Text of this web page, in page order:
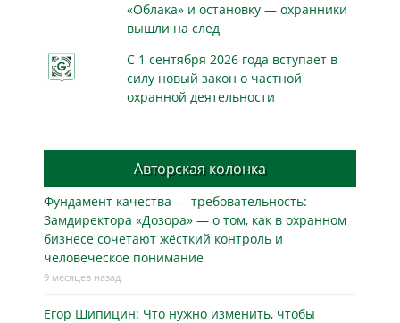
«Облака» и остановку — охранники
вышли на след
С 1 сентября 2026 года вступает в
силу новый закон о частной
охранной деятельности
Авторская колонка
Фундамент качества — требовательность:
Замдиректора «Дозора» — о том, как в охранном
бизнесe сочетают жёсткий контроль и
человеческое понимание
9 месяцев назад
Егор Шипицин: Что нужно изменить, чтобы